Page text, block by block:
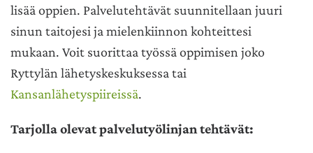
lisää oppien. Palvelutehtävät suunnitellaan juuri
sinun taitojesi ja mielenkiinnon kohteittesi
mukaan. Voit suorittaa työssä oppimisen joko
Ryttylän lähetyskeskuksessa tai
Kansanlähetyspiireissä.
Tarjolla olevat palvelutyölinjan tehtävät: